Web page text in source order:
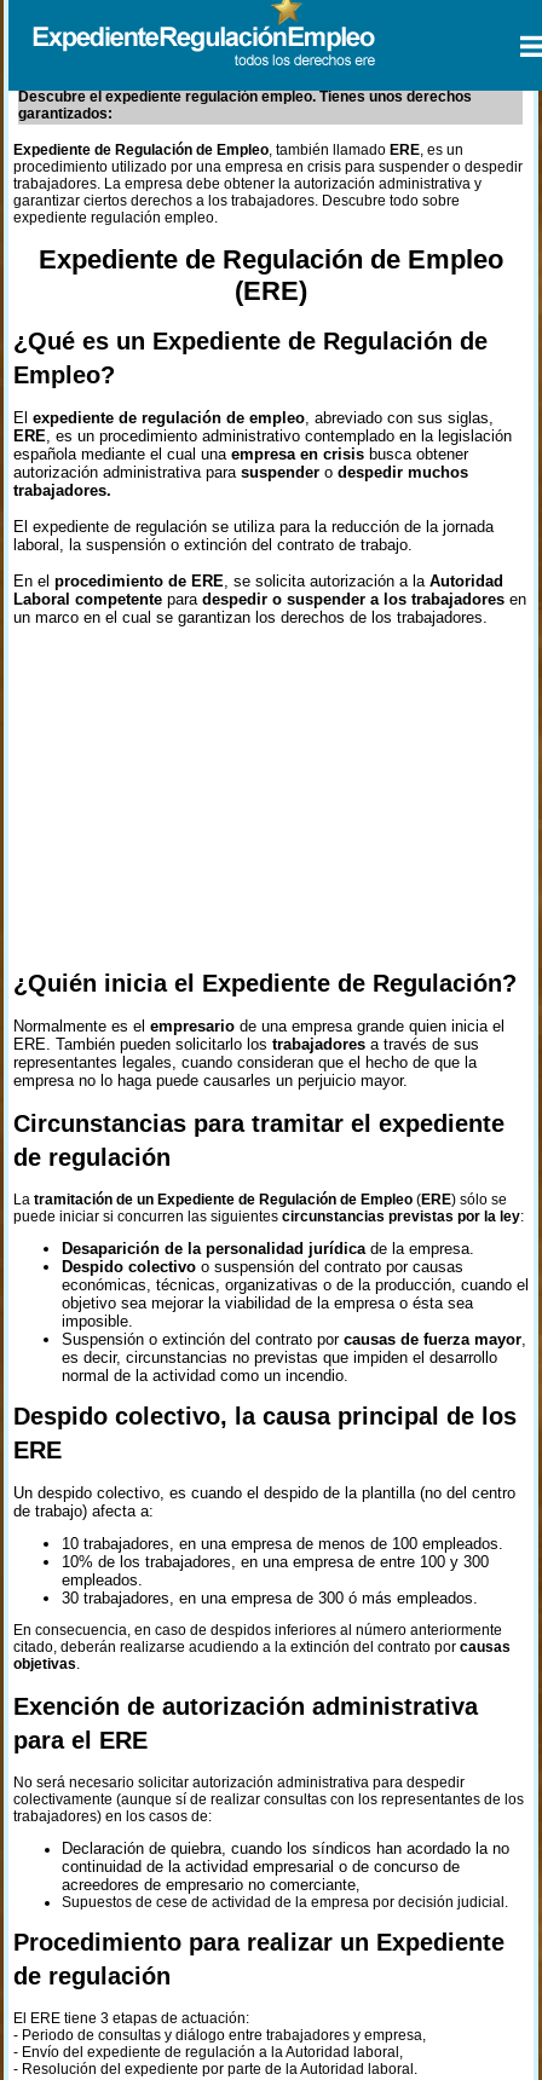
Descubre el expediente regulación empleo. Tienes unos derechos
garantizados:
Expediente de Regulación de Empleo, también llamado ERE, es un
procedimiento utilizado por una empresa en crisis para suspender o despedir
trabajadores. La empresa debe obtener la autorización administrativa y
garantizar ciertos derechos a los trabajadores. Descubre todo sobre
expediente regulación empleo.
Expediente de Regulación de Empleo
(ERE)
¿Qué es un Expediente de Regulación de
Empleo?
El expediente de regulación de empleo, abreviado con sus siglas,
ERE, es un procedimiento administrativo contemplado en la legislación
española mediante el cual una empresa en crisisbusca obtener
autorización administrativa para suspender o despedir muchos
trabajadores.
El expediente de regulación se utiliza para la reducción de la jornada
laboral, la suspensión o extinción del contrato de trabajo.
En el procedimiento de ERE, se solicita autorización a la Autoridad
Laboral competente para despedir o suspender a los trabajadores en
un marco en el cual se garantizan los derechos de los trabajadores.
¿Quién inicia el Expediente de Regulación?
Normalmente es el empresariode una empresa grande quien inicia el
ERE. También pueden solicitarlo los trabajadoresa través de sus
representantes legales, cuando consideran que el hecho de que la
empresa no lo haga puede causarles un perjuicio mayor.
Circunstancias para tramitar el expediente
de regulación
La tramitación de un Expediente de Regulación de Empleo (ERE) sólo se
puede iniciar si concurren las siguientes circunstancias previstas por la ley:
Desaparición de la personalidad jurídicade la empresa.
Despido colectivoo suspensión del contrato por causas
económicas, técnicas, organizativas o de la producción, cuando el
objetivo sea mejorar la viabilidad de la empresa o ésta sea
imposible.
Suspensión o extinción del contrato por causas de fuerza mayor,
es decir, circunstancias no previstas que impiden el desarrollo
normal de la actividad como un incendio.
Despido colectivo, la causa principal de los
ERE
Un despido colectivo, es cuando el despido de la plantilla (no del centro
de trabajo) afecta a:
10 trabajadores, en una empresa de menos de 100 empleados.
10% de los trabajadores, en una empresa de entre 100 y 300
empleados.
30 trabajadores, en una empresa de 300 ó más empleados.
En consecuencia, en caso de despidos inferiores al número anteriormente
citado, deberán realizarse acudiendo a la extinción del contrato por causas
objetivas.
Exención de autorización administrativa
para el ERE
No será necesario solicitar autorización administrativa para despedir
colectivamente (aunque sí de realizar consultas con los representantes de los
trabajadores) en los casos de:
Declaración de quiebra, cuando los síndicos han acordado la no
continuidad de la actividad empresarial o de concurso de
acreedores de empresario no comerciante,
Supuestos de cese de actividad de la empresa por decisión judicial.
Procedimiento para realizar un Expediente
de regulación
El ERE tiene 3 etapas de actuación:
- Periodo de consultas y diálogo entre trabajadores y empresa,
- Envío del expediente de regulación a la Autoridad laboral,
- Resolución del expediente por parte de la Autoridad laboral.